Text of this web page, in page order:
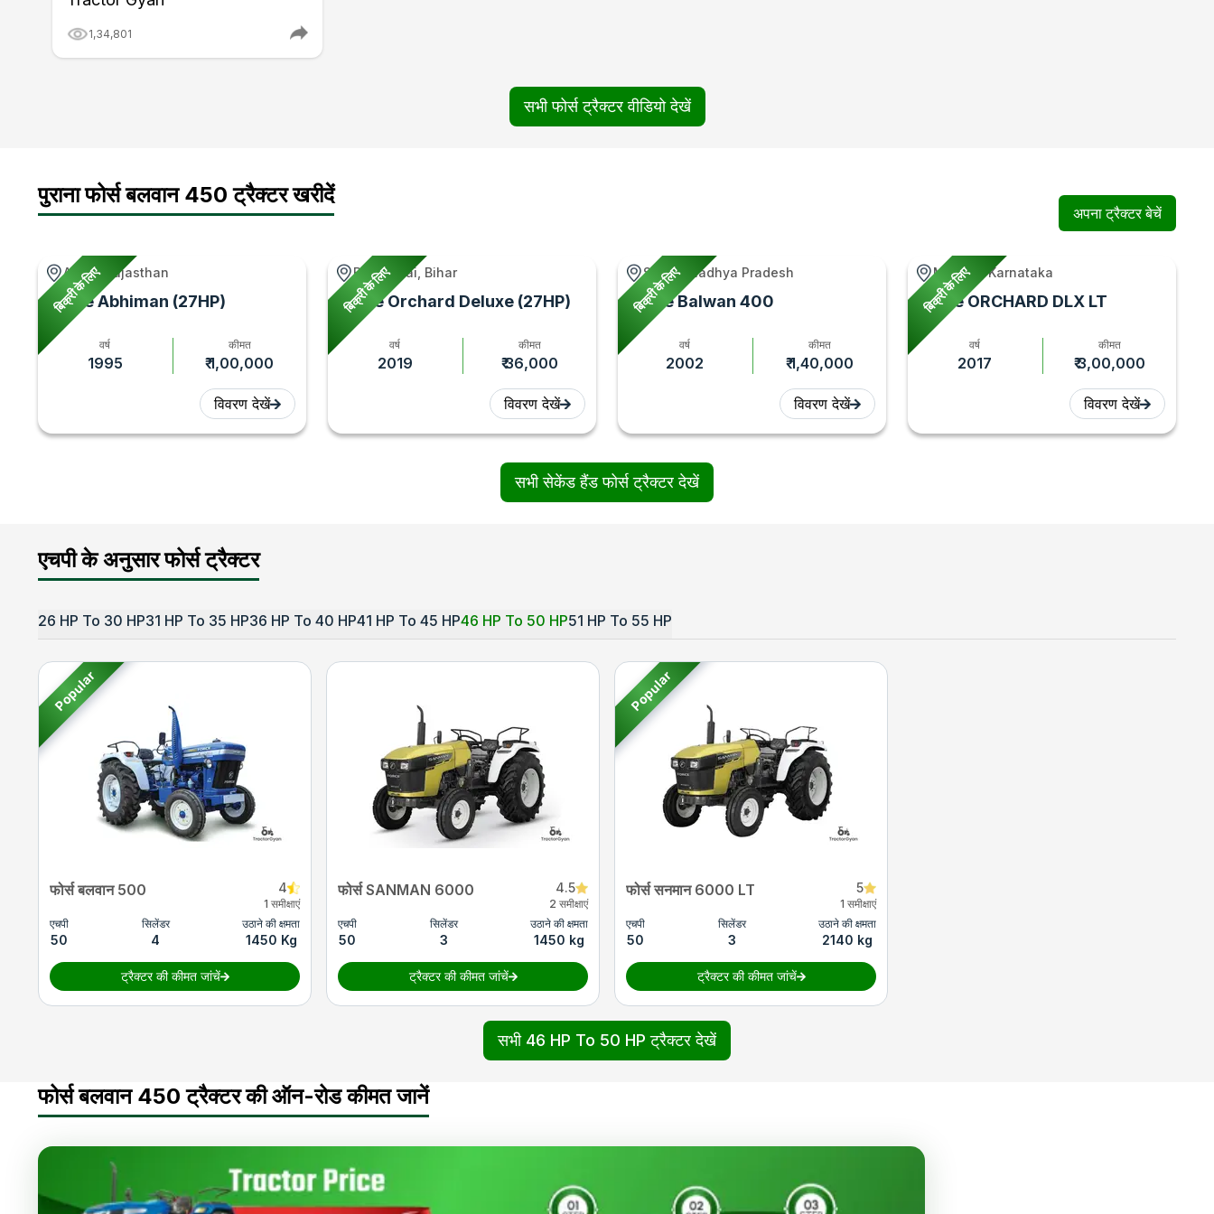
14 V 23 A
1,34,801
सभी फोर्स ट्रैक्टर वीडियो देखें
पुराना फोर्स बलवान 450 ट्रैक्टर खरीदें
अपना ट्रैक्टर बेचें
बिक्री के लिए
Alwar, Rajasthan
Force Abhiman (27HP)
वर्ष
1995
कीमत
₹ 1,00,000
विवरण देखें
बिक्री के लिए
Begusarai, Bihar
Force Orchard Deluxe (27HP)
वर्ष
2019
कीमत
₹ 36,000
विवरण देखें
बिक्री के लिए
Seoni, Madhya Pradesh
Force Balwan 400
वर्ष
2002
कीमत
₹ 1,40,000
विवरण देखें
बिक्री के लिए
Maddur, Karnataka
Force ORCHARD DLX LT
वर्ष
2017
कीमत
₹ 3,00,000
विवरण देखें
सभी सेकेंड हैंड फोर्स ट्रैक्टर देखें
एचपी के अनुसार फोर्स ट्रैक्टर
26 HP To 30 HP31 HP To 35 HP36 HP To 40 HP41 HP To 45 HP46 HP To 50 HP51 HP To 55 HP
Popular
फोर्स बलवान 500 4
1 समीक्षाएं
एचपी
50
सिलेंडर
4
उठाने की क्षमता
1450 Kg
ट्रैक्टर की कीमत जांचें
फोर्स SANMAN 6000 4.5
2 समीक्षाएं
एचपी
50
सिलेंडर
3
उठाने की क्षमता
1450 kg
ट्रैक्टर की कीमत जांचें
Popular
फोर्स सनमान 6000 LT 5
1 समीक्षाएं
एचपी
50
सिलेंडर
3
उठाने की क्षमता
2140 kg
ट्रैक्टर की कीमत जांचें
सभी 46 HP To 50 HP ट्रैक्टर देखें
फोर्स बलवान 450 ट्रैक्टर की ऑन-रोड कीमत जानें